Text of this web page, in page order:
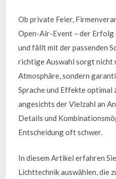
Ob private Feier,
Open-Air-Event – der
und fällt mit der passenden
richtige Auswahl sorgt nicht
Atmosphäre, sondern
Sprache und Effekte optimal
angesichts der Vielzahl an
Details und
Entscheidung oft schwer.
In diesem Artikel erfahren
Lichttechnik auswählen, die